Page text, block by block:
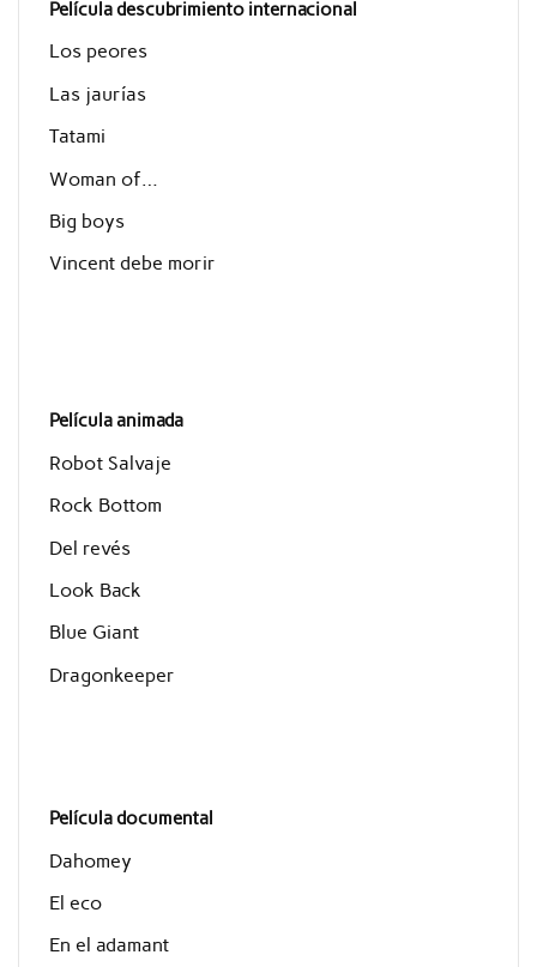
Película descubrimiento internacional
Los peores
Las jaurías
Tatami
Woman of…
Big boys
Vincent debe morir
Película animada
Robot Salvaje
Rock Bottom
Del revés
Look Back
Blue Giant
Dragonkeeper
Película documental
Dahomey
El eco
En el adamant